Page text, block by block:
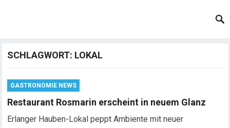
SCHLAGWORT: LOKAL
GASTRONOMIE NEWS
Restaurant Rosmarin erscheint in neuem Glanz
Erlanger Hauben-Lokal peppt Ambiente mit neuer